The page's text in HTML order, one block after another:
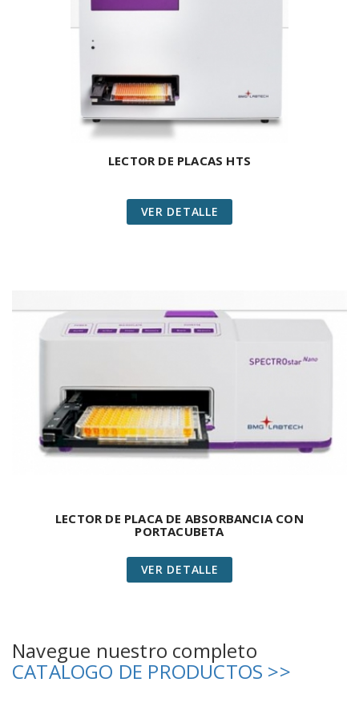
LECTOR DE PLACAS HTS
VER DETALLE
LECTOR DE PLACA DE ABSORBANCIA CON
PORTACUBETA
VER DETALLE
Navegue nuestro completo
CATALOGO DE PRODUCTOS >>